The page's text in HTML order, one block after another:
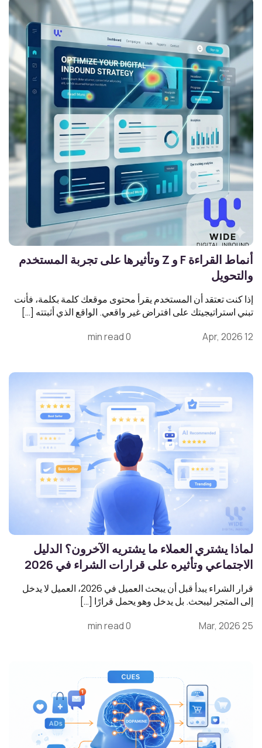
أنماط القراءة F و Z وتأثيرها على تجربة المستخدم
والتحويل
إذا كنت تعتقد أن المستخدم يقرأ محتوى موقعك كلمة بكلمة، فأنت
تبني استراتيجيتك على افتراض غير واقعي. الواقع الذي أثبتته […]
12 Apr, 2026
0 min read
لماذا يشتري العملاء ما يشتريه الآخرون؟ الدليل
الاجتماعي وتأثيره على قرارات الشراء في 2026
قرار الشراء يبدأ قبل أن يبحث العميل في 2026، العميل لا يدخل
إلى المتجر ليبحث. بل يدخل وهو يحمل قرارًا […]
25 Mar, 2026
0 min read